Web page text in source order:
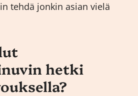
tehdä jonkin asian vielä
hetki